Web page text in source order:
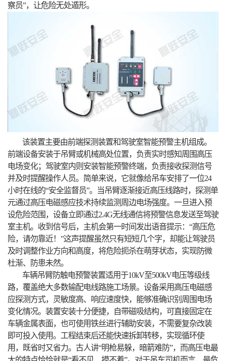
察员”，让危险无处遁形。
该装置主要由前端探测装置和驾驶室智能预警主机组成。
前端设备安装于吊臂或机械高处位置，负责实时感知周围高压
电场变化；驾驶室内则安装智能预警终端，负责接收探测信号
并及时提醒操作人员。简单来说，它就像给吊车安排了一位24
小时在线的“安全监督员”。当吊臂逐渐接近高压线路时，探测单
元通过高压电磁感应技术持续监测周边电场强度。一旦进入预
设危险范围，设备立即通过2.4G无线通信将预警信息发送至驾驶
室主机。收到信号后，主机会第一时间发出语音提示：“高压危
险，请勿靠近！”这声提醒虽然只有短短几个字，却能让驾驶员
及时调整作业方向和高度，将危险扼杀在萌芽状态，实现防微
杜渐、防患未然。
车辆吊臂防触电预警装置适用于10kV至500kV电压等级线
路，覆盖绝大多数输配电线路施工场景。设备采用高压电磁感
应探测方式，灵敏度高、响应速度快，能够准确识别周围电场
变化情况。装置安装十分便捷，自带磁吸结构，可直接固定在
车辆金属表面，也可使用铁丝进行辅助安装，不需要复杂改装
即可投入使用。工程结束后还能快速拆卸转移，实现循环使
用，既省时又省力。古人讲“明枪易躲，暗箭难防”，而高压电最